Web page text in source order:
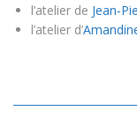
l’atelier de Jean-
l’atelier d’